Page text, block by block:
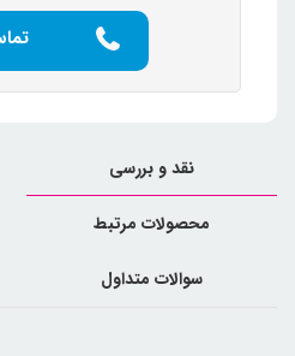
نقد و بررسی
محصولات مرتبط
سوالات متداول